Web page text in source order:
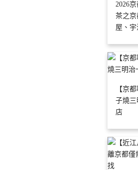
2026
茶之
屋、
【京
子燒
店